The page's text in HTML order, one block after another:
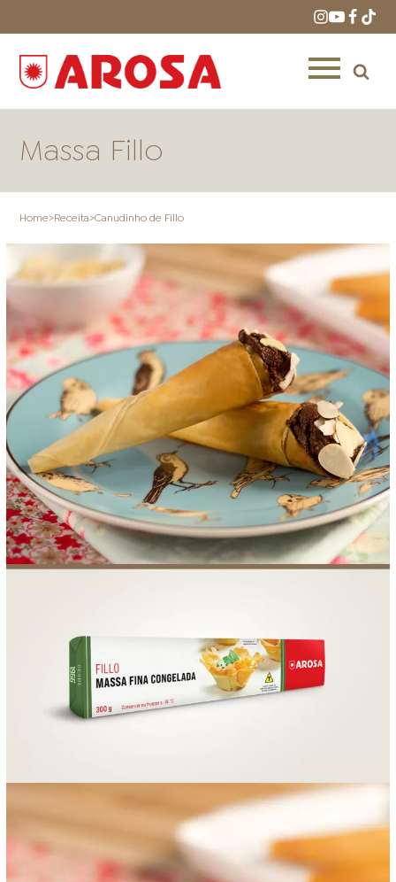
ONDE COMPRAR LOJAS AROSA
DISTRIBUIDORES E
REPRESENTANTES
FOOD SERVICE EMPRESA AGENDA DE CURSOS
INVERNO SAC ACESSO PARA PARCEIROS
Massa Fillo
Home>Receita>Canudinho de Fillo